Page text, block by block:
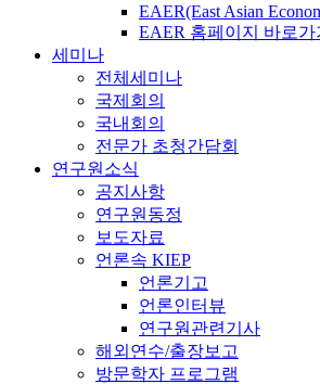
EAER(East Asian
EAER 홈페이지 바로가
세미나
전체세미나
국제회의
국내회의
전문가 초청간담회
연구원소식
공지사항
연구원동정
보도자료
언론속 KIEP
언론기고
언론인터뷰
연구원관련기사
해외연수/출장보고
방문학자 프로그램